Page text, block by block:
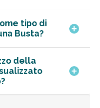
tipo di
Busta?
della